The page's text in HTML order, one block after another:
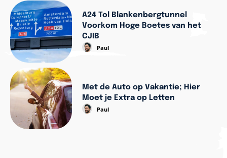
A24 Tol Blankenbergtunnel
Voorkom Hoge Boetes van het
CJIB
Paul
Met de Auto op Vakantie; Hier
Moet je Extra op Letten
Paul